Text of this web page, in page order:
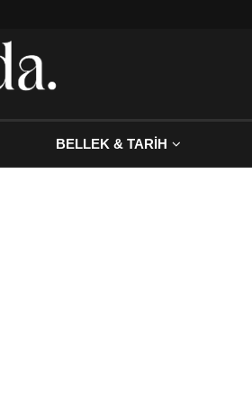
BELLEK & TARİH